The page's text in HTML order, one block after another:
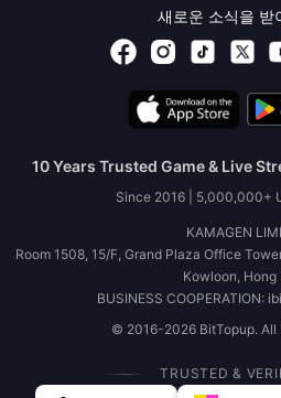
새로운 소식을 받
10 Years Trusted Game & Live
Since 2016 | 5,000,000+
KAMAGEN
Room 1508, 15/F, Grand Plaza Office
Kowloon, Hong
BUSINESS COOPERATION:
© 2016-2026 BitTopup. All
TRUSTED &